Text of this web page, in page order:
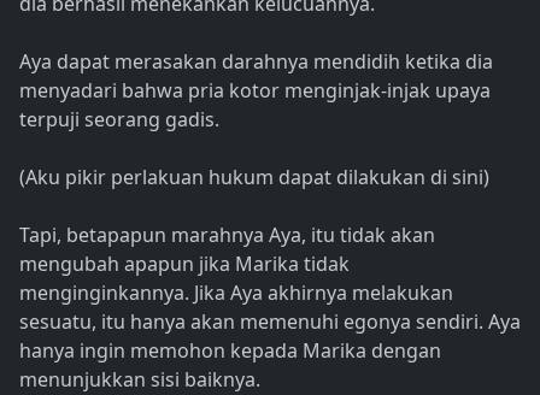
Aya dapat merasakan darahnya mendidih ketika dia
menyadari bahwa pria kotor menginjak-injak upaya
terpuji seorang gadis.
(Aku pikir perlakuan hukum dapat dilakukan di sini)
Tapi, betapapun marahnya Aya, itu tidak akan
mengubah apapun jika Marika tidak
menginginkannya. Jika Aya akhirnya melakukan
sesuatu, itu hanya akan memenuhi egonya sendiri. Aya
hanya ingin memohon kepada Marika dengan
menunjukkan sisi baiknya.